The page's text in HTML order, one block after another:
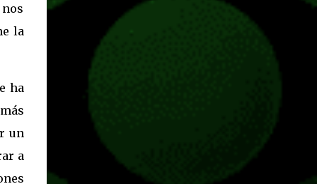
la
ha
un
a